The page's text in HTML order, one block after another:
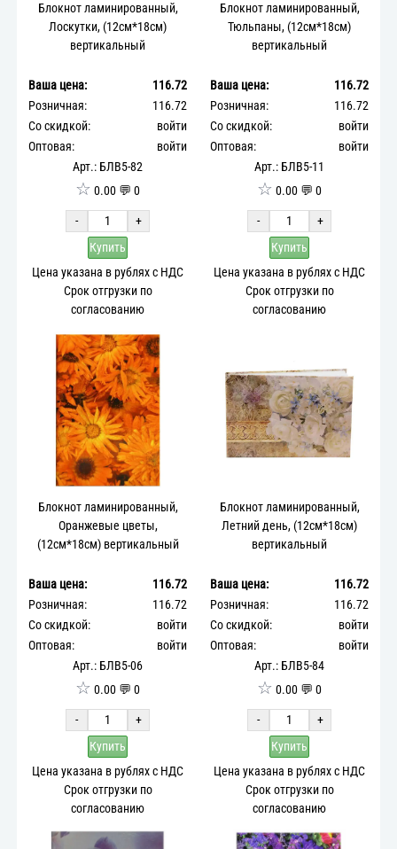
Блокнот ламинированный,
Лоскутки, (12см*18см)
вертикальный
Ваша цена:
116.72
Розничная:
116.72
Со скидкой:
войти
Оптовая:
войти
Арт.: БЛВ5-82
☆ 0.00 💬 0
-
+
Купить
Цена указана в рублях с НДС
Срок отгрузки по
согласованию
Блокнот ламинированный,
Тюльпаны, (12см*18см)
вертикальный
Ваша цена:
116.72
Розничная:
116.72
Со скидкой:
войти
Оптовая:
войти
Арт.: БЛВ5-11
☆ 0.00 💬 0
-
+
Купить
Цена указана в рублях с НДС
Срок отгрузки по
согласованию
Блокнот ламинированный,
Оранжевые цветы,
(12см*18см) вертикальный
Ваша цена:
116.72
Розничная:
116.72
Со скидкой:
войти
Оптовая:
войти
Арт.: БЛВ5-06
☆ 0.00 💬 0
-
+
Купить
Цена указана в рублях с НДС
Срок отгрузки по
согласованию
Блокнот ламинированный,
Летний день, (12см*18см)
вертикальный
Ваша цена:
116.72
Розничная:
116.72
Со скидкой:
войти
Оптовая:
войти
Арт.: БЛВ5-84
☆ 0.00 💬 0
-
+
Купить
Цена указана в рублях с НДС
Срок отгрузки по
согласованию